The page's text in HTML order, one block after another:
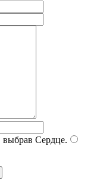
выбрав Сердце.